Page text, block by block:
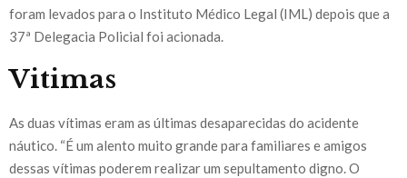
foram levados para o Instituto Médico Legal (IML) depois que a
37ª Delegacia Policial foi acionada.
Vitimas
As duas vítimas eram as últimas desaparecidas do acidente
náutico. “É um alento muito grande para familiares e amigos
dessas vítimas poderem realizar um sepultamento digno. O